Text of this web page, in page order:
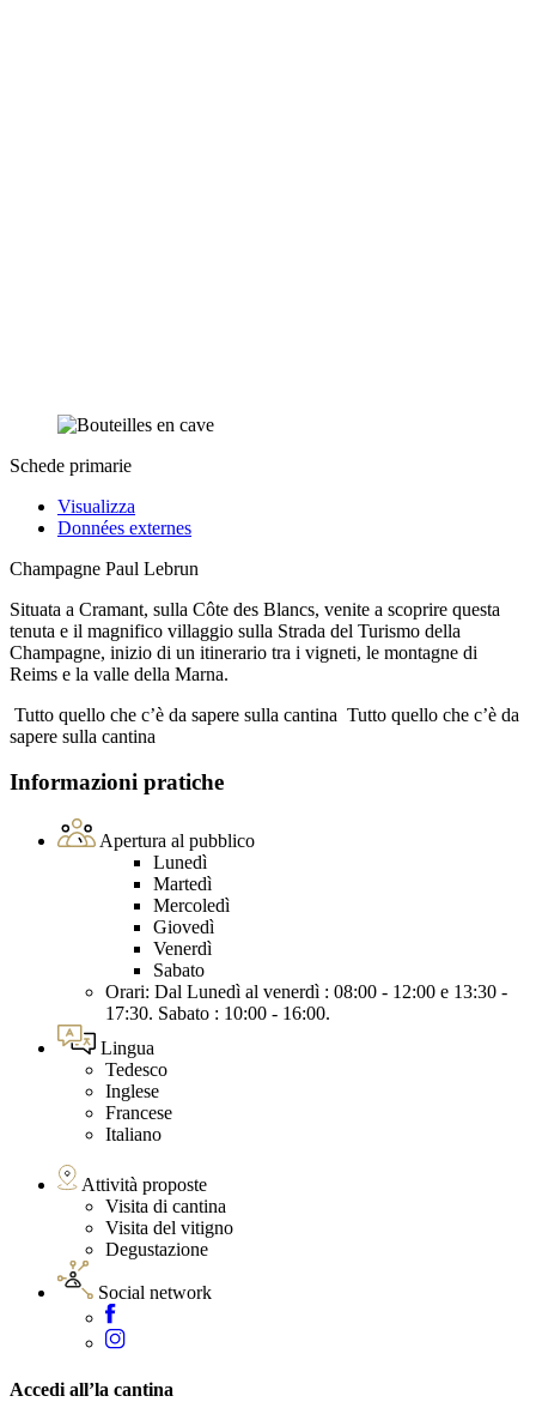
Schede primarie
Visualizza
Données externes
Champagne Paul Lebrun
Situata a Cramant, sulla Côte des Blancs, venite a scoprire questa
tenuta e il magnifico villaggio sulla Strada del Turismo della
Champagne, inizio di un itinerario tra i vigneti, le montagne di
Reims e la valle della Marna.
Tutto quello che c’è da sapere sulla cantina Tutto quello che c’è da
sapere sulla cantina
Informazioni pratiche
Apertura al pubblico
Lunedì
Martedì
Mercoledì
Giovedì
Venerdì
Sabato
Orari: Dal Lunedì al venerdì : 08:00 - 12:00 e 13:30 -
17:30. Sabato : 10:00 - 16:00.
Lingua
Tedesco
Inglese
Francese
Italiano
Attività proposte
Visita di cantina
Visita del vitigno
Degustazione
Social network
Accedi all’la cantina